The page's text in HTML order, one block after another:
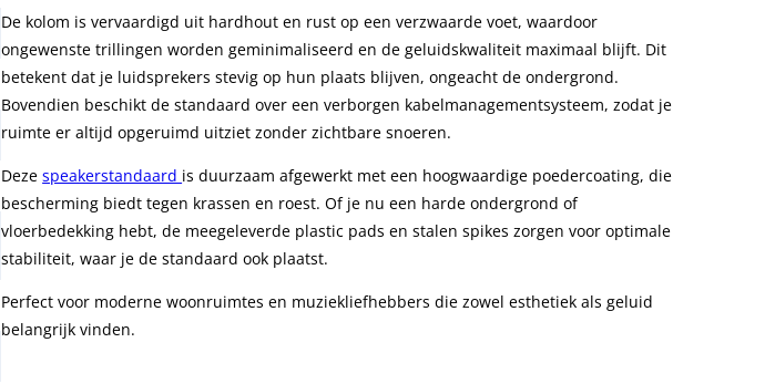
De kolom is vervaardigd uit hardhout en rust op een verzwaarde voet, waardoor
ongewenste trillingen worden geminimaliseerd en de geluidskwaliteit maximaal blijft. Dit
betekent dat je luidsprekers stevig op hun plaats blijven, ongeacht de ondergrond.
Bovendien beschikt de standaard over een verborgen kabelmanagementsysteem, zodat je
ruimte er altijd opgeruimd uitziet zonder zichtbare snoeren.
Dezespeakerstandaard is duurzaam afgewerkt met een hoogwaardige poedercoating, die
bescherming biedt tegen krassen en roest. Of je nu een harde ondergrond of
vloerbedekking hebt, de meegeleverde plastic pads en stalen spikes zorgen voor optimale
stabiliteit, waar je de standaard ook plaatst.
Perfect voor moderne woonruimtes en muziekliefhebbers die zowel esthetiek als geluid
belangrijk vinden.